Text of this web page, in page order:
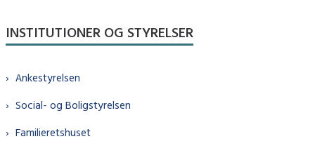
INSTITUTIONER OG STYRELSER
Ankestyrelsen
Social- og Boligstyrelsen
Familieretshuset